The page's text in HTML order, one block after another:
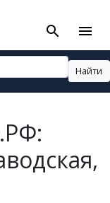
search menu
Найти